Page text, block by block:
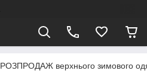
РОЗПРОДАЖ верхнього зимового